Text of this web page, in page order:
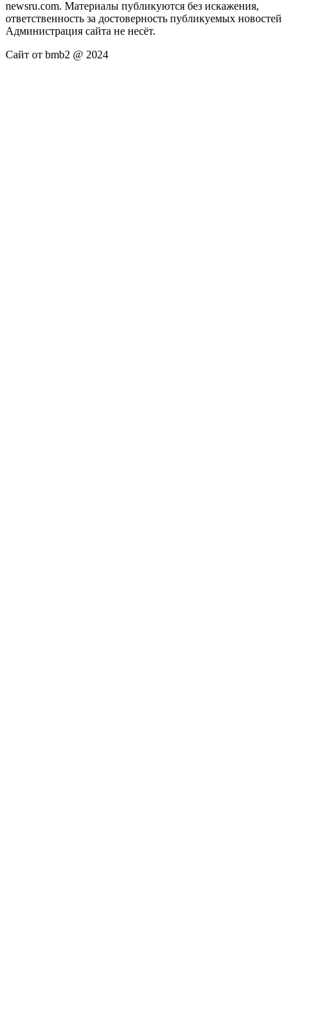
newsru.com. Материалы публикуются без искажения,
ответственность за достоверность публикуемых новостей
Администрация сайта не несёт.
Сайт от bmb2 @ 2024